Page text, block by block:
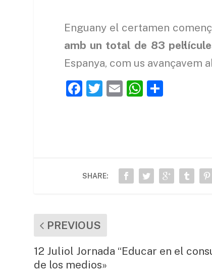
Enguany el certamen
amb un total de 83
Espanya, com us avançavem
F
b
o
T
E
W
A
p
p
ar
te
ix
SHARE:
PREVIOUS
12 Juliol Jornada “Educar en el
de los medios»